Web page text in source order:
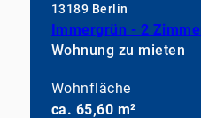
13189 Berlin
Wohnung zu mieten
Wohnfläche
ca. 65,60 m²